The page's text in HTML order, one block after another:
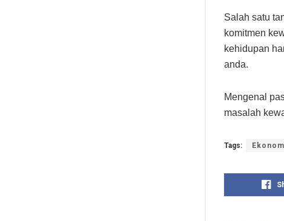
Salah satu
komitmen
kehidupan
anda.
Mengenal
masalah
Tags: